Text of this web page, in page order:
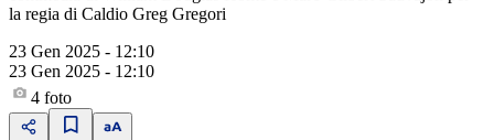
la regia di Caldio Greg Gregori
23 Gen 2025 - 12:10
23 Gen 2025 - 12:10
4 foto